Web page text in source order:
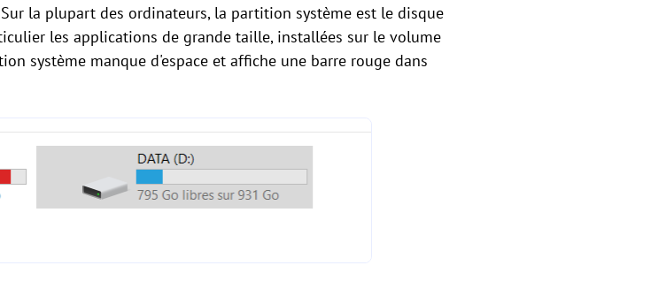
la plupart des ordinateurs, la partition système est le disque
les applications de grande taille, installées sur le volume
système manque d'espace et affiche une barre rouge dans